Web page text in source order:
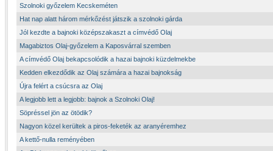
Szolnoki győzelem Kecskeméten
Hat nap alatt három mérkőzést játszik a szolnoki gárda
Jól kezdte a bajnoki középszakaszt a címvédő Olaj
Magabiztos Olaj-győzelem a Kaposvárral szemben
A címvédő Olaj bekapcsolódik a hazai bajnoki küzdelmekbe
Kedden elkezdődik az Olaj számára a hazai bajnokság
Újra felért a csúcsra az Olaj
A legjobb lett a legjobb: bajnok a Szolnoki Olaj!
Söpréssel jön az ötödik?
Nagyon közel kerültek a piros-feketék az aranyéremhez
A kettő-nulla reményében